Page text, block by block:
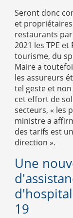
Seront donc
et
restaurants
2021 les TPE
tourisme, du
Maire a
les assureurs
tel geste et
cet effort de
secteurs, « les
ministre a
des tarifs est
direction ».
Une
19